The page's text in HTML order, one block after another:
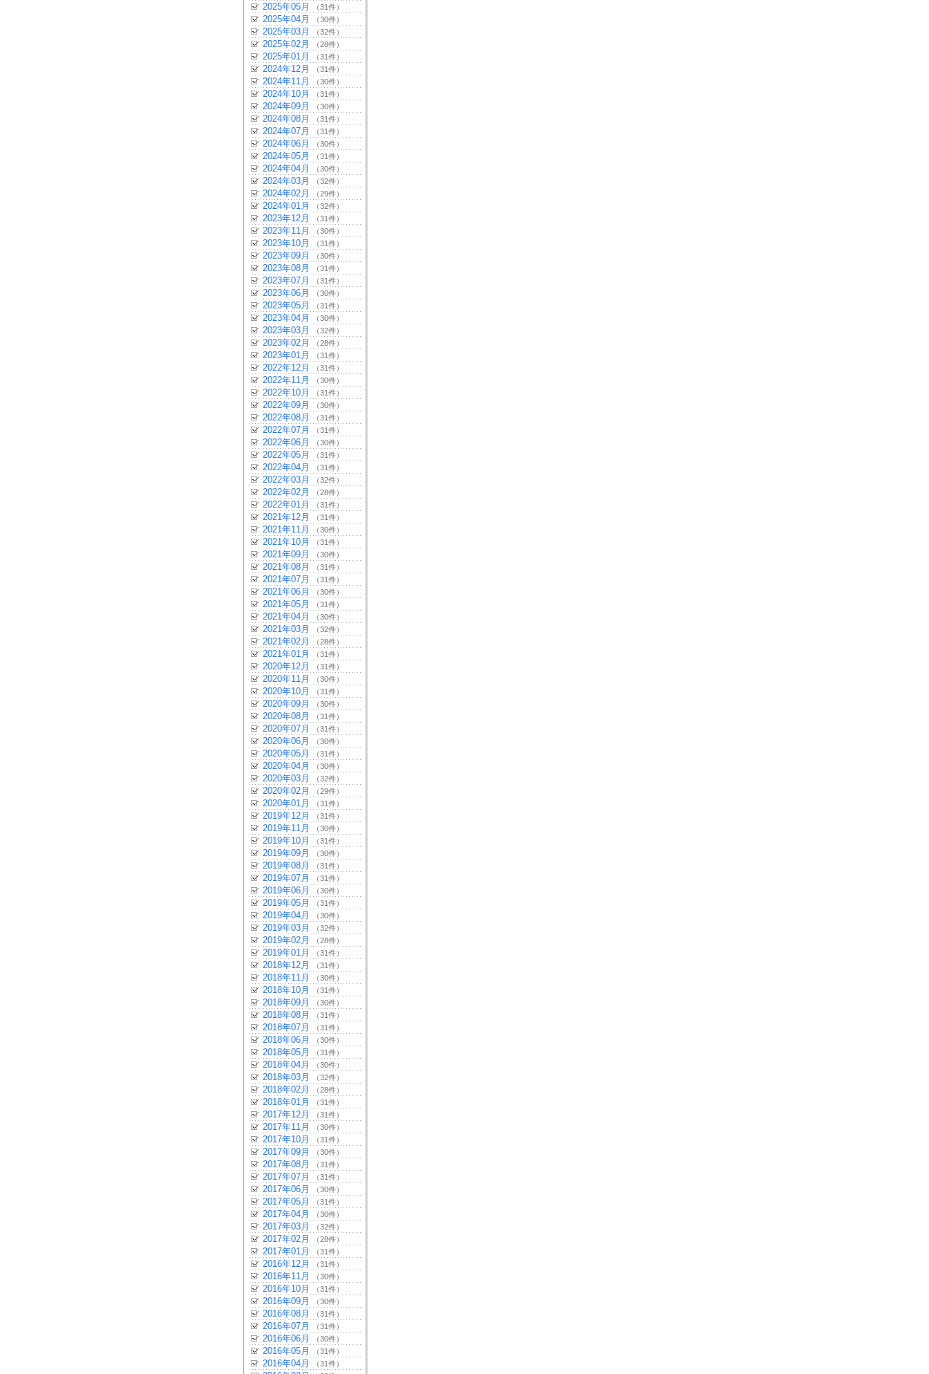
2025年05月 （31件）
2025年04月 （30件）
2025年03月 （32件）
2025年02月 （28件）
2025年01月 （31件）
2024年12月 （31件）
2024年11月 （30件）
2024年10月 （31件）
2024年09月 （30件）
2024年08月 （31件）
2024年07月 （31件）
2024年06月 （30件）
2024年05月 （31件）
2024年04月 （30件）
2024年03月 （32件）
2024年02月 （29件）
2024年01月 （32件）
2023年12月 （31件）
2023年11月 （30件）
2023年10月 （31件）
2023年09月 （30件）
2023年08月 （31件）
2023年07月 （31件）
2023年06月 （30件）
2023年05月 （31件）
2023年04月 （30件）
2023年03月 （32件）
2023年02月 （28件）
2023年01月 （31件）
2022年12月 （31件）
2022年11月 （30件）
2022年10月 （31件）
2022年09月 （30件）
2022年08月 （31件）
2022年07月 （31件）
2022年06月 （30件）
2022年05月 （31件）
2022年04月 （31件）
2022年03月 （32件）
2022年02月 （28件）
2022年01月 （31件）
2021年12月 （31件）
2021年11月 （30件）
2021年10月 （31件）
2021年09月 （30件）
2021年08月 （31件）
2021年07月 （31件）
2021年06月 （30件）
2021年05月 （31件）
2021年04月 （30件）
2021年03月 （32件）
2021年02月 （28件）
2021年01月 （31件）
2020年12月 （31件）
2020年11月 （30件）
2020年10月 （31件）
2020年09月 （30件）
2020年08月 （31件）
2020年07月 （31件）
2020年06月 （30件）
2020年05月 （31件）
2020年04月 （30件）
2020年03月 （32件）
2020年02月 （29件）
2020年01月 （31件）
2019年12月 （31件）
2019年11月 （30件）
2019年10月 （31件）
2019年09月 （30件）
2019年08月 （31件）
2019年07月 （31件）
2019年06月 （30件）
2019年05月 （31件）
2019年04月 （30件）
2019年03月 （32件）
2019年02月 （28件）
2019年01月 （31件）
2018年12月 （31件）
2018年11月 （30件）
2018年10月 （31件）
2018年09月 （30件）
2018年08月 （31件）
2018年07月 （31件）
2018年06月 （30件）
2018年05月 （31件）
2018年04月 （30件）
2018年03月 （32件）
2018年02月 （28件）
2018年01月 （31件）
2017年12月 （31件）
2017年11月 （30件）
2017年10月 （31件）
2017年09月 （30件）
2017年08月 （31件）
2017年07月 （31件）
2017年06月 （30件）
2017年05月 （31件）
2017年04月 （30件）
2017年03月 （32件）
2017年02月 （28件）
2017年01月 （31件）
2016年12月 （31件）
2016年11月 （30件）
2016年10月 （31件）
2016年09月 （30件）
2016年08月 （31件）
2016年07月 （31件）
2016年06月 （30件）
2016年05月 （31件）
2016年04月 （31件）